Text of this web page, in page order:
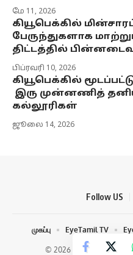
மே 11, 2026
கியூபெக்கில்
பேருந்துகளாக
திட்டத்தில்
பிப்ரவரி 10, 2026
கியூபெக்கில்
இரு முன்னணித்
கல்லூரிகள்
ஜூலை 14, 2026
Follow US
© 2026 Eye Tamil Media
முகப்பு EyeTamil TV